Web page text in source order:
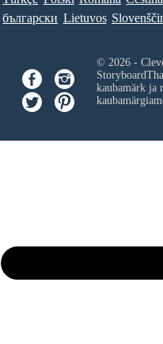
български Lietuvos
© 2026 -
kaubamärk ja